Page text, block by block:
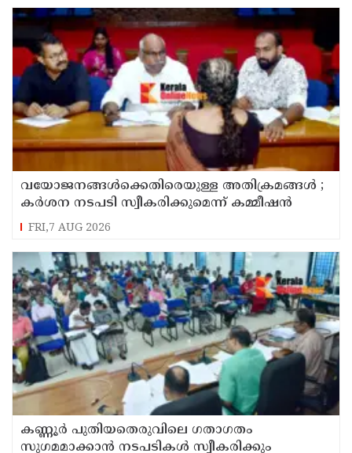
വയോജനങ്ങൾക്കെതിരെയുള്ള അതിക്രമങ്ങൾ ;
കർശന നടപടി സ്വീകരിക്കുമെന്ന് കമ്മീഷൻ
FRI,7 AUG 2026
കണ്ണൂർ പുതിയതെരുവിലെ ഗതാഗതം
സുഗമമാക്കാന്‍ നടപടികള്‍ സ്വീകരിക്കും